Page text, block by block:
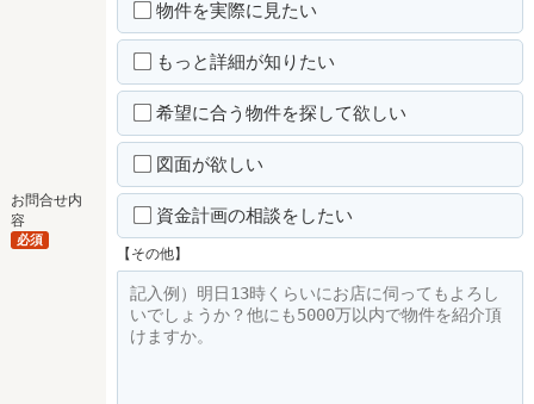
お問合せ内
容
必須
物件を実際に見たい
もっと詳細が知りたい
希望に合う物件を探して欲しい
図面が欲しい
資金計画の相談をしたい
【その他】